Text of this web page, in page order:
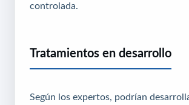
controlada.
Tratamientos en desarrollo
Según los expertos, podrían